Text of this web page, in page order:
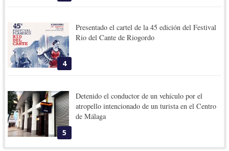
4
Presentado el cartel de la 45 edición del Festival
Rio del Cante de Riogordo
5
Detenido el conductor de un vehículo por el
atropello intencionado de un turista en el Centro
de Málaga